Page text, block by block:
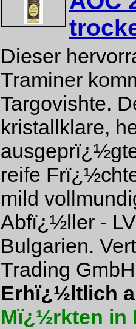
Dieser
Traminer
Targovishte.
kristallklare,
reife
mild
Abfï¿½ller -
Bulgarien.
Trading
Erhï¿½ltlich
Mï¿½rkten in